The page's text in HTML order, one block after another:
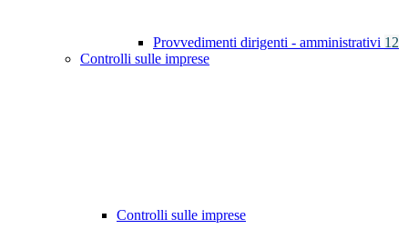
Provvedimenti dirigenti - amministrativi 12
Controlli sulle imprese
Controlli sulle imprese